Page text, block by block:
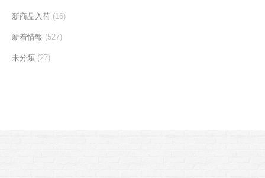
新商品入荷 (16)
新着情報 (527)
未分類 (27)